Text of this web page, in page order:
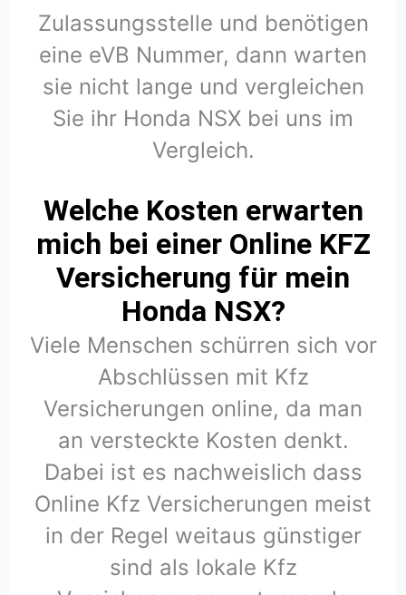
Zulassungsstelle und benötigen
eine eVB Nummer, dann warten
sie nicht lange und vergleichen
Sie ihr Honda NSX bei uns im
Vergleich.
Welche Kosten erwarten
mich bei einer Online KFZ
Versicherung für mein
Honda NSX?
Viele Menschen schürren sich vor
Abschlüssen mit Kfz
Versicherungen online, da man
an versteckte Kosten denkt.
Dabei ist es nachweislich dass
Online Kfz Versicherungen meist
in der Regel weitaus günstiger
sind als lokale Kfz